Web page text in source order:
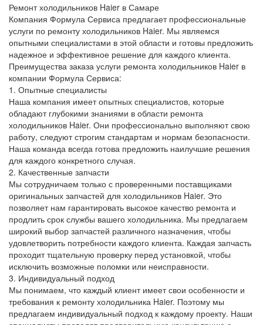
Ремонт холодильников Haier в Самаре
Компания Формула Сервиса предлагает профессиональные
услуги по ремонту холодильников Haier. Мы являемся
опытными специалистами в этой области и готовы предложить
надежное и эффективное решение для каждого клиента.
Преимущества заказа услуги ремонта холодильников Haier в
компании Формула Сервиса:
1. Опытные специалисты
Наша компания имеет опытных специалистов, которые
обладают глубокими знаниями в области ремонта
холодильников Haier. Они профессионально выполняют свою
работу, следуют строгим стандартам и нормам безопасности.
Наша команда всегда готова предложить наилучшие решения
для каждого конкретного случая.
2. Качественные запчасти
Мы сотрудничаем только с проверенными поставщиками
оригинальных запчастей для холодильников Haier. Это
позволяет нам гарантировать высокое качество ремонта и
продлить срок службы вашего холодильника. Мы предлагаем
широкий выбор запчастей различного назначения, чтобы
удовлетворить потребности каждого клиента. Каждая запчасть
проходит тщательную проверку перед установкой, чтобы
исключить возможные поломки или неисправности.
3. Индивидуальный подход
Мы понимаем, что каждый клиент имеет свои особенности и
требования к ремонту холодильника Haier. Поэтому мы
предлагаем индивидуальный подход к каждому проекту. Наши